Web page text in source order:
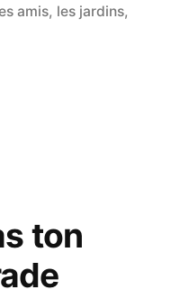
dans
amis, les jardins,
ton